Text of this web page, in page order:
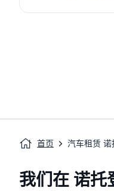
首页 汽车租赁 诺
我们在 诺托